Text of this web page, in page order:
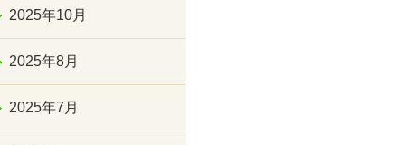
2025年10月
2025年8月
2025年7月